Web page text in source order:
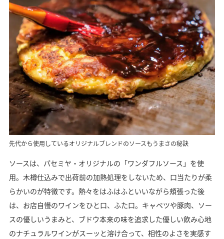
先代から使用しているオリジナルブレンドのソースもうまさの秘訣
ソースは、パセミヤ・オリジナルの「ワンダフルソース」を使
用。木樽仕込みで出荷前の加熱処理をしないため、口当たりが柔
らかいのが特徴です。熱々をはふはふといいながら頬張った後
は、お店自慢のワインをひと口、ふた口。キャベツや豚肉、ソー
スの優しいうまみと、ブドウ本来の味を追求した優しい飲み心地
のナチュラルワインがスーッと溶け合って、相性のよさを実感す